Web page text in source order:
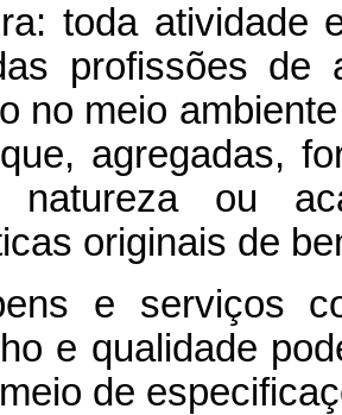
toda atividade
profissões de
no meio
agregadas,
ou
originais de
e serviços
e qualidade
de